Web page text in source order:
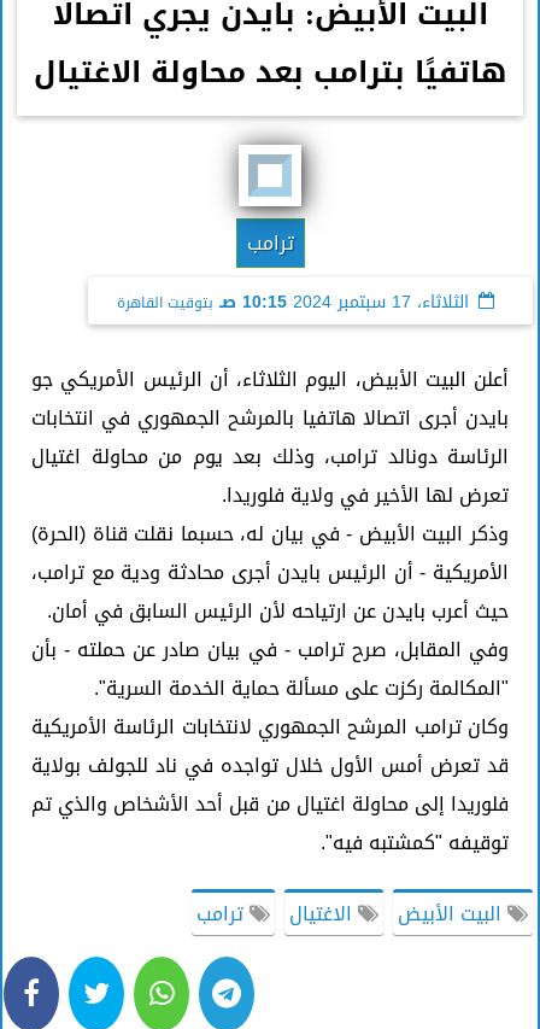
البيت الأبيض: بايدن يجري اتصالًا
هاتفيًا بترامب بعد محاولة الاغتيال
ترامب
الثلاثاء، 17 سبتمبر 2024 10:15 صـ بتوقيت القاهرة
أعلن البيت الأبيض، اليوم الثلاثاء، أن الرئيس الأمريكي جو
بايدن أجرى اتصالا هاتفيا بالمرشح الجمهوري في انتخابات
الرئاسة دونالد ترامب، وذلك بعد يوم من محاولة اغتيال
تعرض لها الأخير في ولاية فلوريدا.
وذكر البيت الأبيض - في بيان له، حسبما نقلت قناة (الحرة)
الأمريكية - أن الرئيس بايدن أجرى محادثة ودية مع ترامب،
حيث أعرب بايدن عن ارتياحه لأن الرئيس السابق في أمان.
وفي المقابل، صرح ترامب - في بيان صادر عن حملته - بأن
"المكالمة ركزت على مسألة حماية الخدمة السرية".
وكان ترامب المرشح الجمهوري لانتخابات الرئاسة الأمريكية
قد تعرض أمس الأول خلال تواجده في ناد للجولف بولاية
فلوريدا إلى محاولة اغتيال من قبل أحد الأشخاص والذي تم
توقيفه "كمشتبه فيه".
البيت الأبيض
الاغتيال ترامب